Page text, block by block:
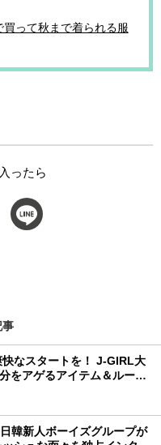
って秋まで着られる服
ったら
事
快なスタートを！ J-GIRL大
をアゲるアイテム＆ルーテ
韓新人ボーイズグループが